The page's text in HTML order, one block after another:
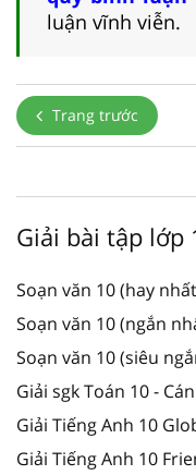
luận vĩnh viễn.
Trang trước
Giải bài tập lớp
Soạn văn 10 (hay
Soạn văn 10 (ngắn
Soạn văn 10 (siêu
Giải sgk Toán 10 -
Giải Tiếng Anh 10
Giải Tiếng Anh 10